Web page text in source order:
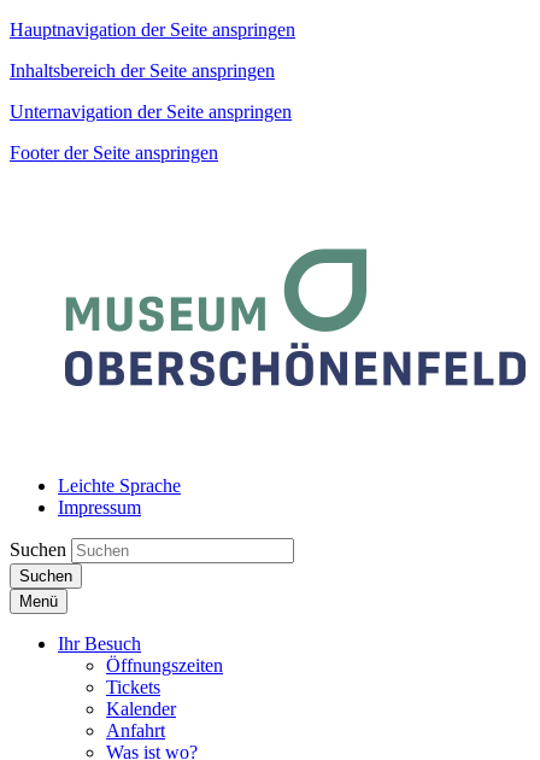
Hauptnavigation der Seite anspringen
Inhaltsbereich der Seite anspringen
Unternavigation der Seite anspringen
Footer der Seite anspringen
Leichte Sprache
Impressum
Suchen
Suchen
Menü
Ihr Besuch
Öffnungszeiten
Tickets
Kalender
Anfahrt
Was ist wo?